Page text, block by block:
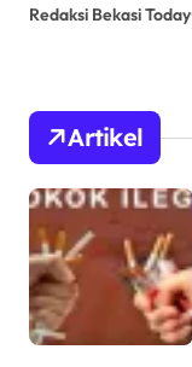
Redaksi Bekasi Today
Artikel